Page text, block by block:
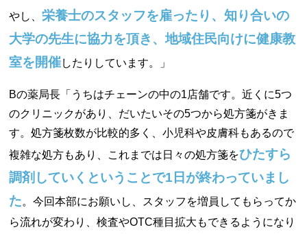
やし、 栄養士のスタッフを雇ったり、知り合いの
大学の先生に協力を頂き、地域住民向けに健康教
室を開催したりしています。」
Bの薬局長「うちはチェーンの中の1店舗です。近くに5つ
のクリニックがあり、だいたいその5つから処方箋がきま
す。処方箋枚数が比較的多く、小児科や皮膚科もあるので
複雑な処方もあり、これまでは日々の処方箋をひたすら
調剤していくということで1日が終わっていまし
た。今回本部にお願いし、スタッフを増員してもらってか
ら流れが変わり、検査やOTC種目拡大もできるようになり